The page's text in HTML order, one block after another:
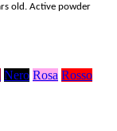
old. Active powder
Nero Rosa Rosso